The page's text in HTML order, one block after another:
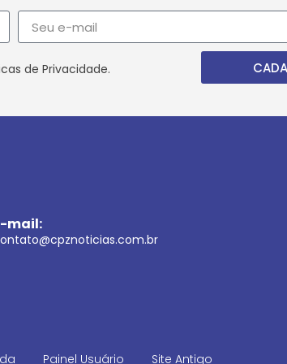
de Privacidade.
mail:
Painel Usuário Site Antigo